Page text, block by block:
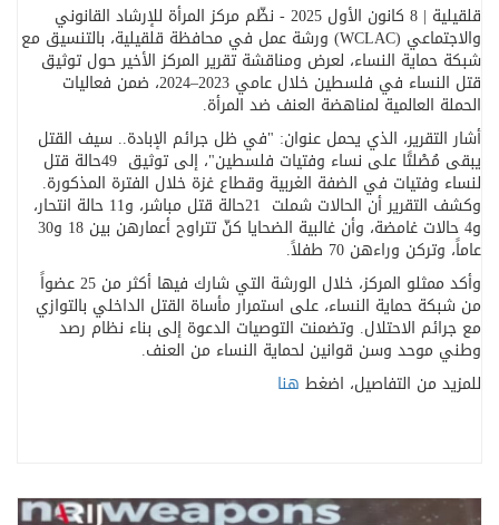
قلقيلية | 8 كانون الأول 2025 - نظّم مركز المرأة للإرشاد القانوني
والاجتماعي (WCLAC) ورشة عمل في محافظة قلقيلية، بالتنسيق مع
شبكة حماية النساء، لعرض ومناقشة تقرير المركز الأخير حول توثيق
قتل النساء في فلسطين خلال عامي 2023–2024، ضمن فعاليات
الحملة العالمية لمناهضة العنف ضد المرأة.
أشار التقرير، الذي يحمل عنوان: "في ظل جرائم الإبادة.. سيف القتل
يبقى مُصْلتًا على نساء وفتيات فلسطين"، إلى توثيق 49حالة قتل
لنساء وفتيات في الضفة الغربية وقطاع غزة خلال الفترة المذكورة.
وكشف التقرير أن الحالات شملت 21 حالة قتل مباشر، و11 حالة انتحار،
و4 حالات غامضة، وأن غالبية الضحايا كنّ تتراوح أعمارهن بين 18 و30
عاماً، وتركن وراءهن 70 طفلاً
.
وأكد ممثلو المركز، خلال الورشة التي شارك فيها أكثر من 25 عضواً
من شبكة حماية النساء، على استمرار مأساة القتل الداخلي بالتوازي
مع جرائم الاحتلال. وتضمنت التوصيات الدعوة إلى بناء نظام رصد
وطني موحد وسن قوانين لحماية النساء من العنف.
للمزيد من التفاصيل، اضغط هنا